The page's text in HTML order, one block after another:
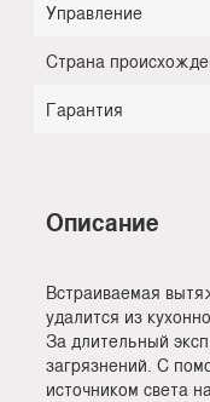
Управление
Страна
Гарантия
Описание
Встраиваемая
удалится из
За длительный
загрязнений. С
источником света